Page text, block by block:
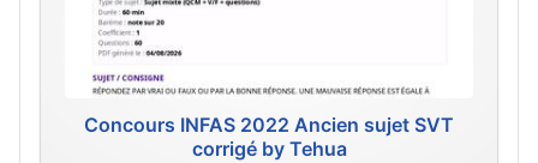
Concours INFAS 2022 Ancien sujet SVT
corrigé by Tehua